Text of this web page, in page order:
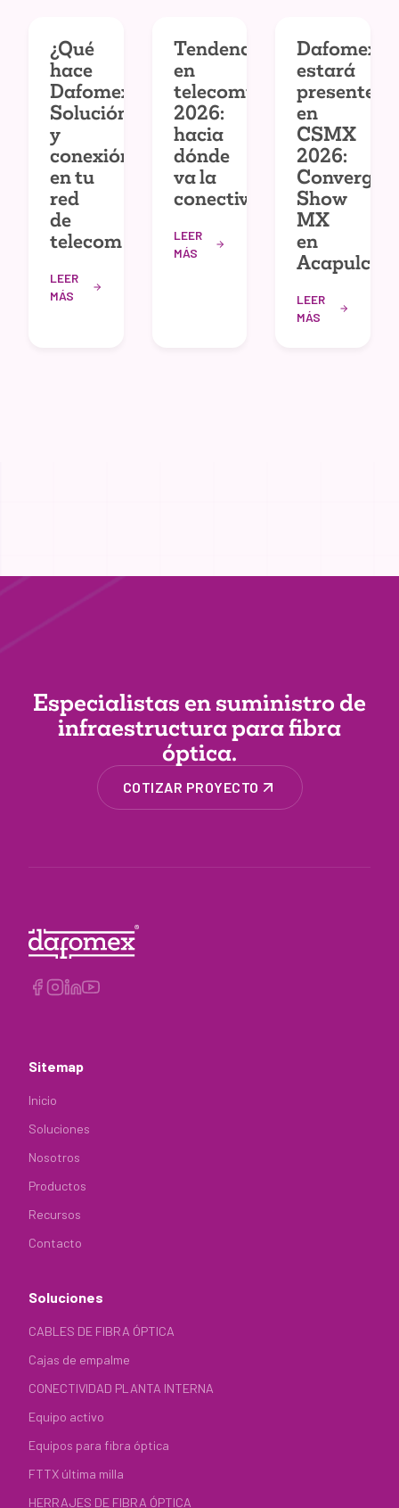
¿Qué
hace
Dafomex?
Solución
y
conexión
en tu
red
de
telecom
LEER
MÁS
Tendencias
en
telecomunicaciones
2026:
hacia
dónde
va la
conectividad
LEER
MÁS
Dafomex
estará
presente
en
CSMX
2026:
Show
MX
en
Acapulco
LEER
MÁS
Especialistas en suministro de
infraestructurapara fibra
óptica.
COTIZAR PROYECTO
Sitemap
Inicio
Soluciones
Nosotros
Productos
Recursos
Contacto
Soluciones
CABLES DE FIBRA ÓPTICA
Cajas de empalme
CONECTIVIDAD PLANTA INTERNA
Equipo activo
Equipos para fibra óptica
FTTX última milla
HERRAJES DE FIBRA ÓPTICA